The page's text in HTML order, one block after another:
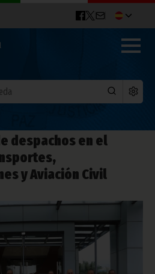
despachos en el
y Aviación Civil